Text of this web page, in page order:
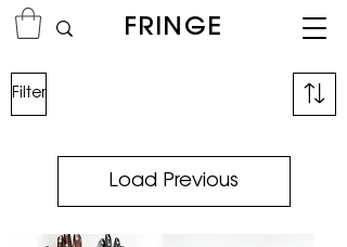
FRINGE
Filter
Load Previous